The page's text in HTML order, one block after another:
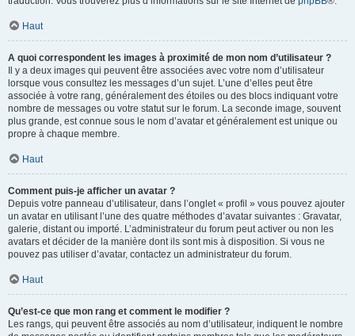
Haut
A quoi correspondent les images à proximité de mon nom d’utilisateur ?
Il y a deux images qui peuvent être associées avec votre nom d’utilisateur
lorsque vous consultez les messages d’un sujet. L’une d’elles peut être
associée à votre rang, généralement des étoiles ou des blocs indiquant votre
nombre de messages ou votre statut sur le forum. La seconde image, souvent
plus grande, est connue sous le nom d’avatar et généralement est unique ou
propre à chaque membre.
Haut
Comment puis-je afficher un avatar ?
Depuis votre panneau d’utilisateur, dans l’onglet « profil » vous pouvez ajouter
un avatar en utilisant l’une des quatre méthodes d’avatar suivantes : Gravatar,
galerie, distant ou importé. L’administrateur du forum peut activer ou non les
avatars et décider de la manière dont ils sont mis à disposition. Si vous ne
pouvez pas utiliser d’avatar, contactez un administrateur du forum.
Haut
Qu’est-ce que mon rang et comment le modifier ?
Les rangs, qui peuvent être associés au nom d’utilisateur, indiquent le nombre